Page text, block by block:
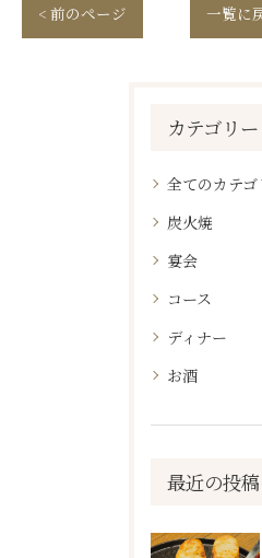
< 前のページ 一覧に
カテゴリー
全てのカテゴ
炭火焼
宴会
コース
ディナー
お酒
最近の投稿